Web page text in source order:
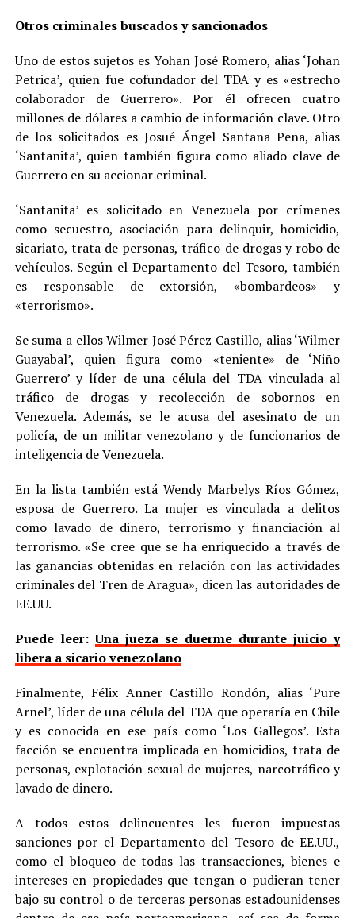
Otros criminales buscados y sancionados
Uno de estos sujetos es Yohan José Romero, alias ‘Johan
Petrica’, quien fue cofundador del TDA y es «estrecho
colaborador de Guerrero». Por él ofrecen cuatro
millones de dólares a cambio de información clave. Otro
de los solicitados es Josué Ángel Santana Peña, alias
‘Santanita’, quien también figura como aliado clave de
Guerrero en su accionar criminal.
‘Santanita’ es solicitado en Venezuela por crímenes
como secuestro, asociación para delinquir, homicidio,
sicariato, trata de personas, tráfico de drogas y robo de
vehículos. Según el Departamento del Tesoro, también
es responsable de extorsión, «bombardeos» y
«terrorismo».
Se suma a ellos Wilmer José Pérez Castillo, alias ‘Wilmer
Guayabal’, quien figura como «teniente» de ‘Niño
Guerrero’ y líder de una célula del TDA vinculada al
tráfico de drogas y recolección de sobornos en
Venezuela. Además, se le acusa del asesinato de un
policía, de un militar venezolano y de funcionarios de
inteligencia de Venezuela.
En la lista también está Wendy Marbelys Ríos Gómez,
esposa de Guerrero. La mujer es vinculada a delitos
como lavado de dinero, terrorismo y financiación al
terrorismo. «Se cree que se ha enriquecido a través de
las ganancias obtenidas en relación con las actividades
criminales del Tren de Aragua», dicen las autoridades de
EE.UU.
Puede leer:Una jueza se duerme durante juicio y
libera a sicario venezolano
Finalmente, Félix Anner Castillo Rondón, alias ‘Pure
Arnel’, líder de una célula del TDA que operaría en Chile
y es conocida en ese país como ‘Los Gallegos’. Esta
facción se encuentra implicada en homicidios, trata de
personas, explotación sexual de mujeres, narcotráfico y
lavado de dinero.
A todos estos delincuentes les fueron impuestas
sanciones por el Departamento del Tesoro de EE.UU.,
como el bloqueo de todas las transacciones, bienes e
intereses en propiedades que tengan o pudieran tener
bajo su control o de terceras personas estadounidenses